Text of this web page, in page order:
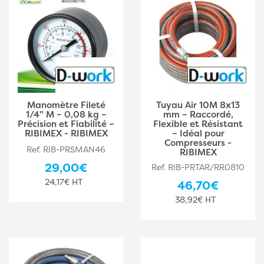
Manomètre Fileté
1/4" M – 0,08 kg –
Précision et Fiabilité –
RIBIMEX - RIBIMEX
Ref. RIB-PRSMAN46
29,00€
24,17€ HT
Tuyau Air 10M 8x13
mm – Raccordé,
Flexible et Résistant
– Idéal pour
Compresseurs -
RIBIMEX
Ref. RIB-PRTAR/RR0810
46,70€
38,92€ HT